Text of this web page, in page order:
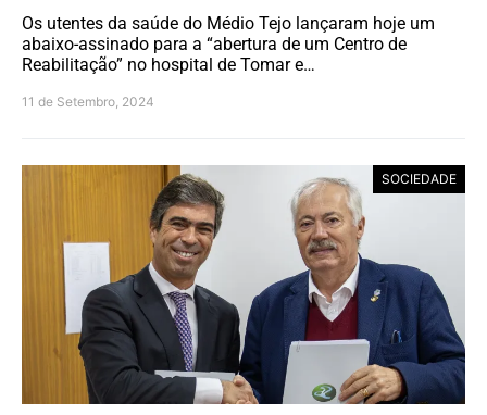
Os utentes da saúde do Médio Tejo lançaram hoje um
abaixo-assinado para a “abertura de um Centro de
Reabilitação” no hospital de Tomar e…
11 de Setembro, 2024
SOCIEDADE